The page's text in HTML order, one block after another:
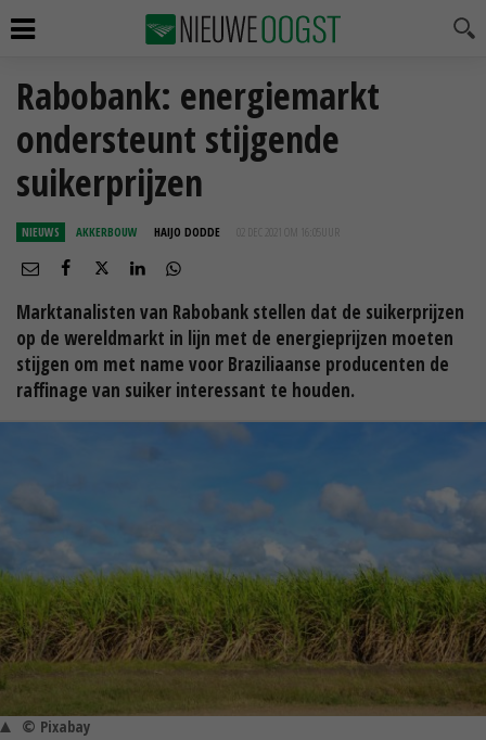
Rabobank: energiemarkt
ondersteunt stijgende
suikerprijzen
NIEUWS AKKERBOUW HAIJO DODDE 02 DEC 2021 OM 16:05
Marktanalisten van Rabobank stellen dat de suikerprijzen
op de wereldmarkt in lijn met de energieprijzen moeten
stijgen om met name voor Braziliaanse producenten de
raffinage van suiker interessant te houden.
© Pixabay